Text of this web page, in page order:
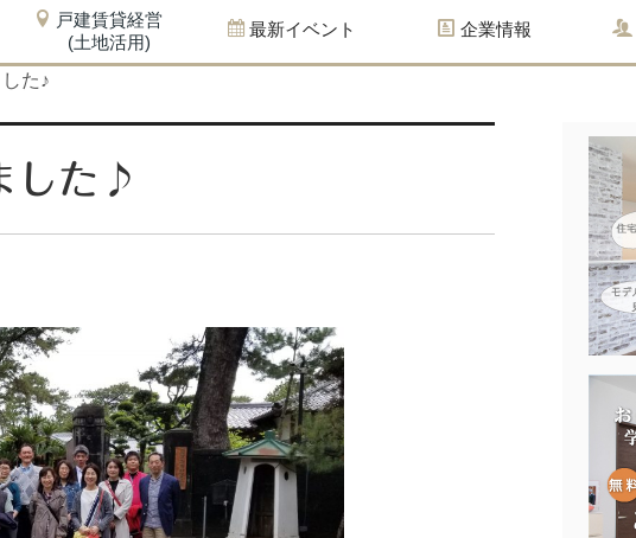
戸建賃貸経営
(土地活用)
最新イベント 企業情報
た♪
した♪